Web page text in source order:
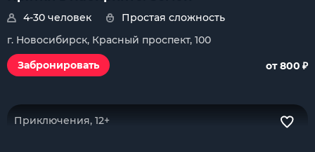
4-30 человек
Простая сложность
г. Новосибирск, Красный проспект, 100
Забронировать
от 800 ₽
Приключения, 12+